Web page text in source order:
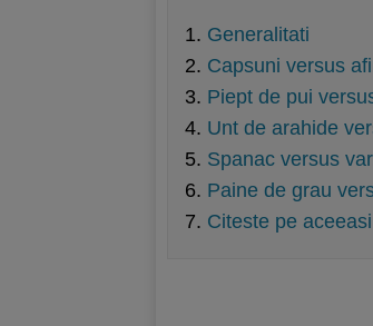
Generalitati
Capsuni versus
Piept de pui
Unt de arahide
Spanac versus
Paine de grau
Citeste pe